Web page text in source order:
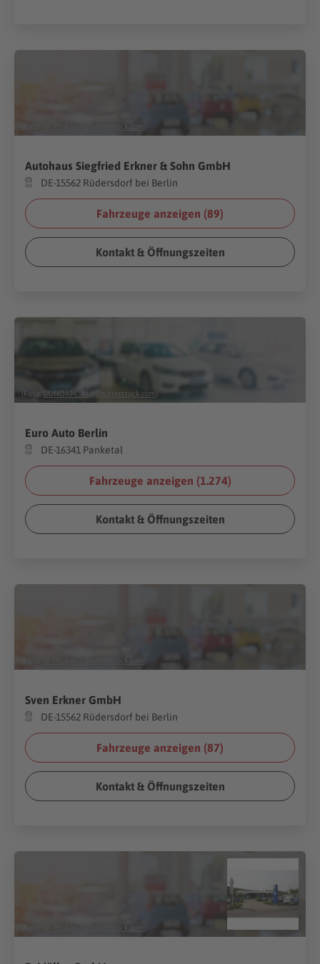
Shutterstock.com
Autohaus Siegfried Erkner & Sohn GmbH
DE-15562 Rüdersdorf bei Berlin
Fahrzeuge anzeigen (89)
Kontakt & Öffnungszeiten
(Foto: GUNDAM_Ai / Shutterstock.com)
Euro Auto Berlin
DE-16341 Panketal
Fahrzeuge anzeigen (1.274)
Kontakt & Öffnungszeiten
Shutterstock.com
Sven Erkner GmbH
DE-15562 Rüdersdorf bei Berlin
Fahrzeuge anzeigen (87)
Kontakt & Öffnungszeiten
Shutterstock.com